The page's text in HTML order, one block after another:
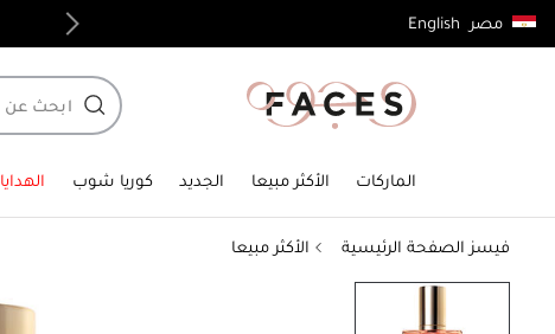
مصر English
توصيل مجاني لجميع الطلبات فوق 4,000ج.م
الماركات الأكثر مبيعا الجديد كوريا شوب الهدايا
فيسز الصفحة الرئيسية الأكثر مبيعا